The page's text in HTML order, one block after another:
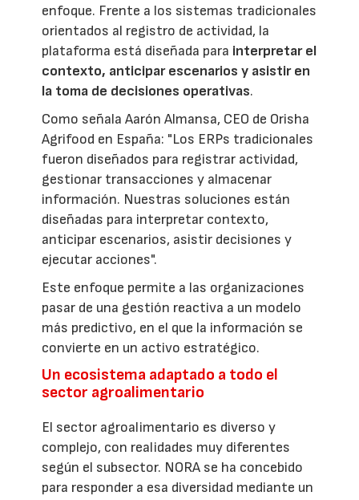
enfoque. Frente a los sistemas tradicionales
orientados al registro de actividad, la
plataforma está diseñada para interpretar el
contexto, anticipar escenarios y asistir en
la toma de decisiones operativas.
Como señala Aarón Almansa, CEO de Orisha
Agrifood en España: "Los ERPs tradicionales
fueron diseñados para registrar actividad,
gestionar transacciones y almacenar
información. Nuestras soluciones están
diseñadas para interpretar contexto,
anticipar escenarios, asistir decisiones y
ejecutar acciones".
Este enfoque permite a las organizaciones
pasar de una gestión reactiva a un modelo
más predictivo, en el que la información se
convierte en un activo estratégico.
Un ecosistema adaptado a todo el
sector agroalimentario
El sector agroalimentario es diverso y
complejo, con realidades muy diferentes
según el subsector. NORA se ha concebido
para responder a esa diversidad mediante un